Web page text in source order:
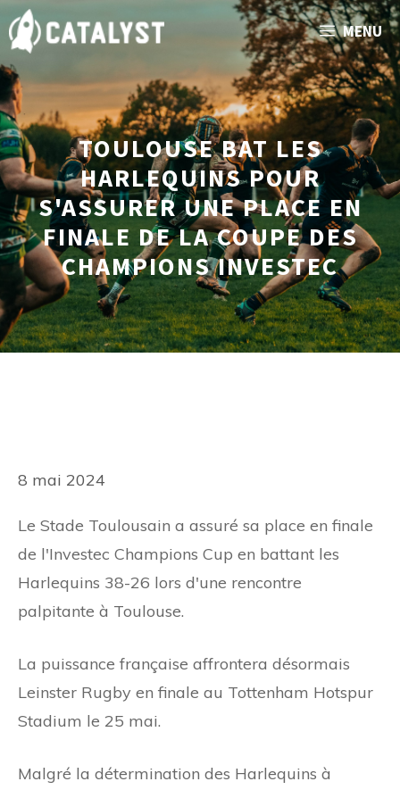
Aller
au
contenu
MENU
TOULOUSE BAT LES
HARLEQUINS POUR
S'ASSURER UNE PLACE EN
FINALE DE LA COUPE DES
CHAMPIONS INVESTEC
8 mai 2024
Le Stade Toulousain a assuré sa place en finale
de l'Investec Champions Cup en battant les
Harlequins 38-26 lors d'une rencontre
palpitante à Toulouse.
La puissance française affrontera désormais
Leinster Rugby en finale au Tottenham Hotspur
Stadium le 25 mai.
Malgré la détermination des Harlequins à